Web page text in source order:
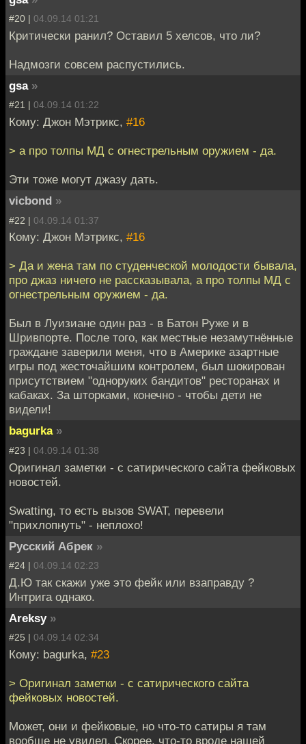
#20 | 04.09.14 01:21
Критически ранил? Оставил 5 хелсов, что ли?
Надмозги совсем распустились.
gsa »
#21 | 04.09.14 01:22
Кому: Джон Мэтрикс, #16
> а про толпы МД с огнестрельным оружием - да.
Эти тоже могут джазу дать.
vicbond »
#22 | 04.09.14 01:37
Кому: Джон Мэтрикс, #16
> Да и жена там по студенческой молодости бывала,
про джаз ничего не рассказывала, а про толпы МД с
огнестрельным оружием - да.
Был в Луизиане один раз - в Батон Руже и в
Шривпорте. После того, как местные незамутнённые
граждане заверили меня, что в Америке азартные
игры под жесточайшим контролем, был шокирован
присутствием "одноруких бандитов" ресторанах и
кабаках. За шторками, конечно - чтобы дети не
видели!
bagurka »
#23 | 04.09.14 01:38
Оригинал заметки - с сатирического сайта фейковых
новостей.
Swatting, то есть вызов SWAT, перевели
"прихлопнуть" - неплохо!
Русский Абрек »
#24 | 04.09.14 02:23
Д.Ю так скажи уже это фейк или взаправду ?
Интрига однако.
Areksy »
#25 | 04.09.14 02:34
Кому: bagurka, #23
> Оригинал заметки - с сатирического сайта
фейковых новостей.
Может, они и фейковые, но что-то сатиры я там
вообще не увидел. Скорее, что-то вроде нашей